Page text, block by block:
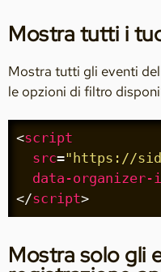
Mostra tutti i
Mostra tutti gli eventi
le opzioni di filtro
<script
src="https://
data-organizer-
</script>
Mostra solo gli